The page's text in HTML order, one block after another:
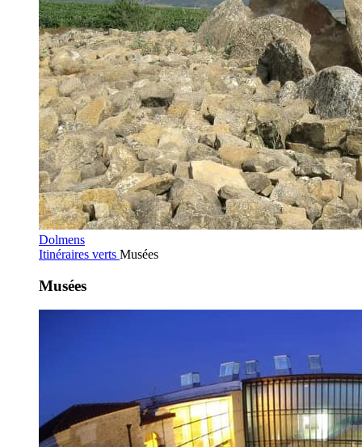
Dolmens
Itinéraires verts Musées
Musées